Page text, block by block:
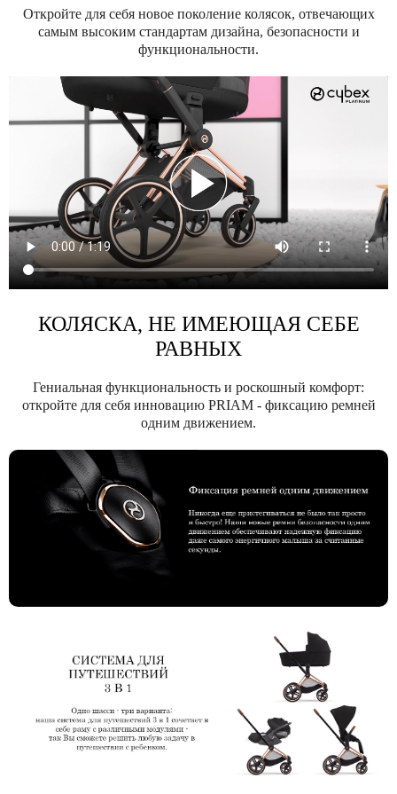
Откройте для себя новое поколение колясок, отвечающих
самым высоким стандартам дизайна, безопасности и
функциональности.
КОЛЯСКА, НЕ ИМЕЮЩАЯ СЕБЕ
РАВНЫХ
Гениальная функциональность и роскошный комфорт:
откройте для себя инновацию PRIAM - фиксацию ремней
одним движением.